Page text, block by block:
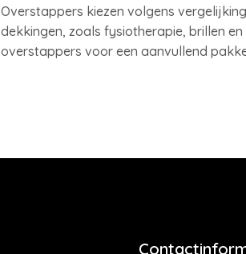
Overstappers kiezen volgens
dekkingen, zoals fysiotherapie, brillen
overstappers voor een aanvullend